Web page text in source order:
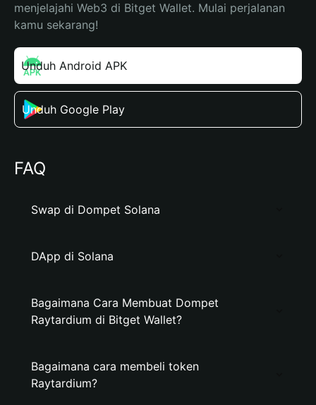
menjelajahi Web3 di Bitget Wallet. Mulai perjalanan
kamu sekarang!
Unduh Android APK
Unduh Google Play
FAQ
Swap di Dompet Solana
DApp di Solana
Bagaimana Cara Membuat Dompet
Raytardium di Bitget Wallet?
Bagaimana cara membeli token
Raytardium?